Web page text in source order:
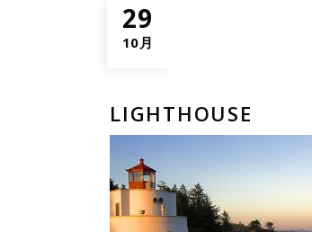
29
10月
LIGHTHOUSE